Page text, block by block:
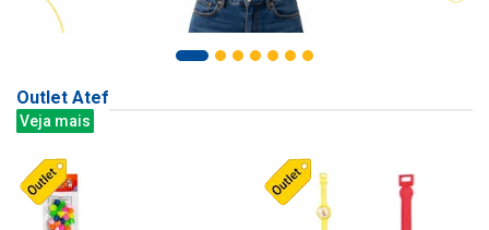
Outlet Atef
Veja mais